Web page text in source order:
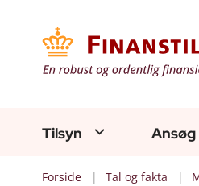
Tilsyn
Forside Tal og fakta